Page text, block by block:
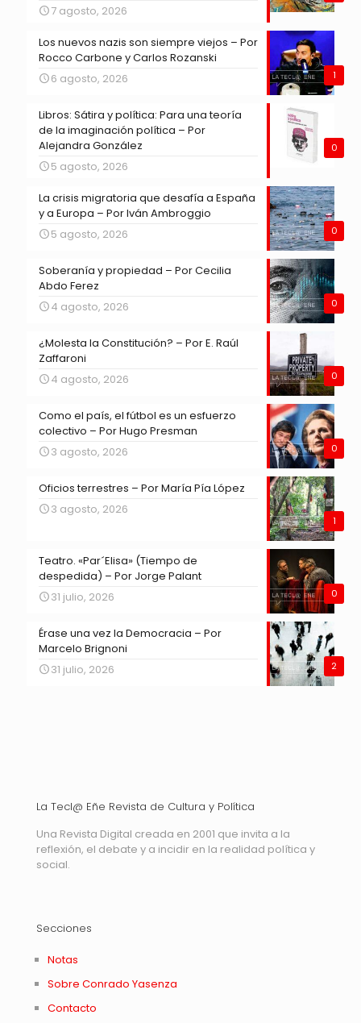
7 agosto, 2026
1
Los nuevos nazis son siempre viejos – Por
Rocco Carbone y Carlos Rozanski
6 agosto, 2026
0
Libros: Sátira y política: Para una teoría
de la imaginación política – Por
Alejandra González
5 agosto, 2026
0
La crisis migratoria que desafía a España
y a Europa – Por Iván Ambroggio
5 agosto, 2026
0
Soberanía y propiedad – Por Cecilia
Abdo Ferez
4 agosto, 2026
0
¿Molesta la Constitución? – Por E. Raúl
Zaffaroni
4 agosto, 2026
0
Como el país, el fútbol es un esfuerzo
colectivo – Por Hugo Presman
3 agosto, 2026
1
Oficios terrestres – Por María Pía López
3 agosto, 2026
0
Teatro. «Par´Elisa» (Tiempo de
despedida) – Por Jorge Palant
31 julio, 2026
2
Érase una vez la Democracia – Por
Marcelo Brignoni
31 julio, 2026
La Tecl@ Eñe Revista de Cultura y Política
Una Revista Digital creada en 2001 que invita a la
reflexión, el debate y a incidir en la realidad política y
social.
Secciones
Notas
Sobre Conrado Yasenza
Contacto